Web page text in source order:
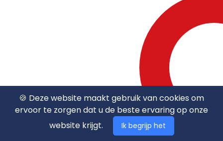
🍪 Deze website maakt gebruik van cookies om
ervoor te zorgen dat u de beste ervaring op onze
website krijgt.
Ik begrijp het